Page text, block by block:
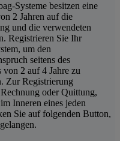
Systeme besitzen eine
2 Jahren auf die
und die verwendeten
Registrieren Sie Ihr
um den
seitens des
von 2 auf 4 Jahre zu
Zur Registrierung
oder Quittung,
Inneren eines jeden
Sie auf folgenden Button,